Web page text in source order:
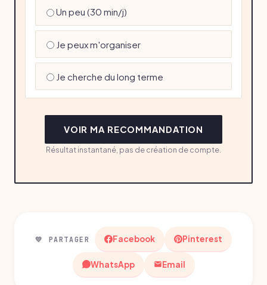
Un peu (30 min/j)
Je peux m'organiser
Je cherche du long terme
VOIR MA RECOMMANDATION
Résultat instantané, pas de création de compte.
💛 PARTAGER Facebook Pinterest
WhatsApp Email